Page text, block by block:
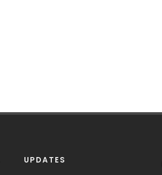
UPDATES